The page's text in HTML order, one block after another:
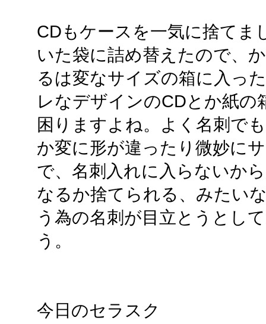
CDもケースを一気に捨てま
いた袋に詰め替えたので、
るは変なサイズの箱に入っ
レなデザインのCDとか紙
困りますよね。よく名刺で
か変に形が違ったり微妙に
で、名刺入れに入らないか
なるか捨てられる、みたい
う為の名刺が目立とうとし
う。
今日のセラスク